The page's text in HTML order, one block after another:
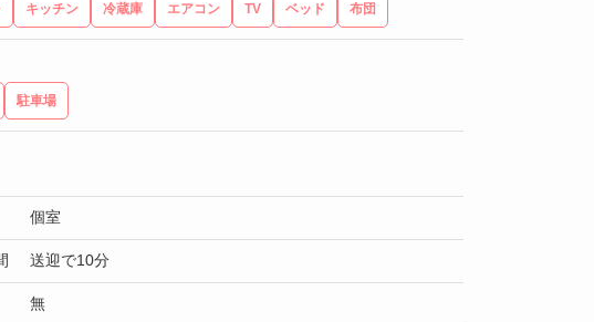
キッチン 冷蔵庫 エアコン TV ベッド 布団
駐車場
個室
送迎で10分
無